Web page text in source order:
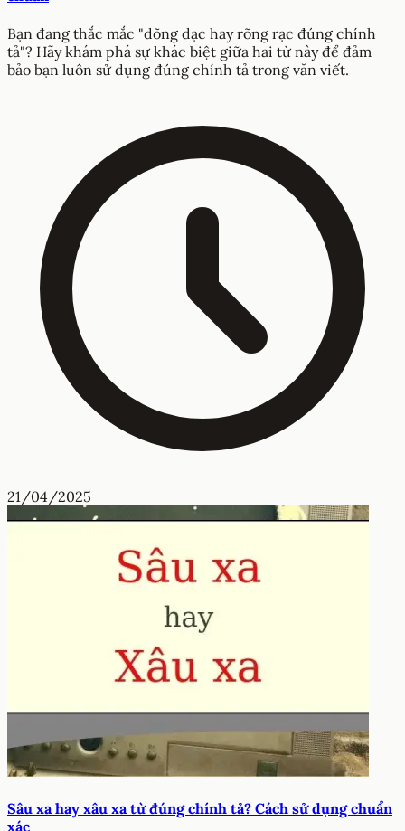
Bạn đang thắc mắc "dõng dạc hay rõng rạc đúng chính
tả"? Hãy khám phá sự khác biệt giữa hai từ này để đảm
bảo bạn luôn sử dụng đúng chính tả trong văn viết.
21/04/2025
Sâu xa hay xâu xa từ đúng chính tả? Cách sử dụng chuẩn
xác